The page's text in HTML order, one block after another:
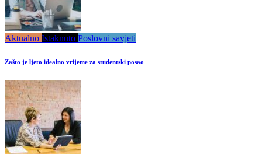
Aktualno Istaknuto Poslovni savjeti
Zašto je ljeto idealno vrijeme za studentski posao